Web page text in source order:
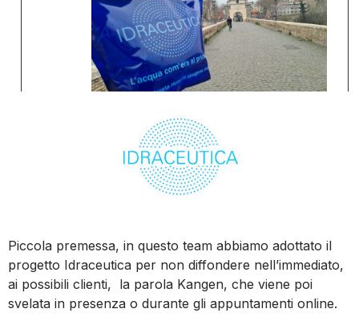
Piccola premessa, in questo team abbiamo adottato il
progetto Idraceutica per non diffondere nell’immediato,
ai possibili clienti, la parola Kangen, che viene poi
svelata in presenza o durante gli appuntamenti online.